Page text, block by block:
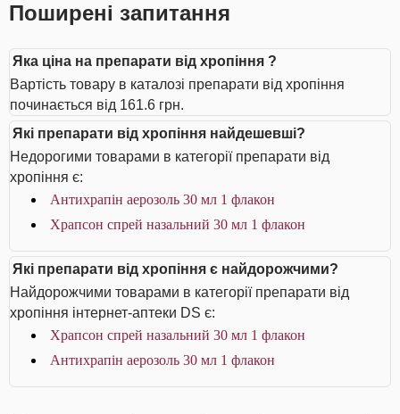
Поширені запитання
Яка ціна на препарати від хропіння ?
Вартість товару в каталозі препарати від хропіння
починається від 161.6 грн.
Які препарати від хропіння найдешевші?
Недорогими товарами в категорії препарати від
хропіння є:
Антихрапін аерозоль 30 мл 1 флакон
Храпсон спрей назальний 30 мл 1 флакон
Які препарати від хропіння є найдорожчими?
Найдорожчими товарами в категорії препарати від
хропіння інтернет-аптеки DS є:
Храпсон спрей назальний 30 мл 1 флакон
Антихрапін аерозоль 30 мл 1 флакон